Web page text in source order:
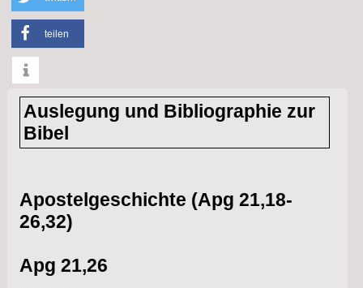
teilen
info
Auslegung und Bibliographie zur
Bibel
Apostelgeschichte (Apg 21,18-
26,32)
Apg 21,26